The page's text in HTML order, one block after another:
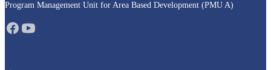
Program Management Unit for Area Based Development (PMU A)